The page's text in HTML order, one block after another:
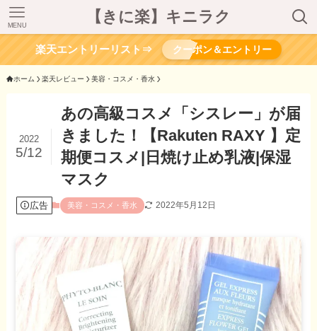
【きに楽】キニラク
MENU
楽天エントリーリスト⇒ クーポン＆エントリー
ホーム 楽天レビュー 美容・コスメ・香水
あの高級コスメ「シスレー」が届
きました！【Rakuten RAXY 】定
期便コスメ|日焼け止め乳液|保湿
マスク
2022
5/12
広告 美容・コスメ・香水 2022年5月12日